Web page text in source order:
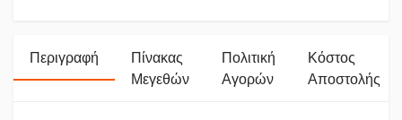
Περιγραφή
Πίνακας
Μεγεθών
Πολιτική
Αγορών
Κόστος
Αποστολής